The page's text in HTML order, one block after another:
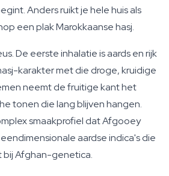
Anders ruikt je hele huis als
een plak Marokkaanse hasj.
De eerste inhalatie is aards en rijk
karakter met die droge, kruidige
neemt de fruitige kant het
tonen die lang blijven hangen.
smaakprofiel dat Afgooey
aardse indica's die
bij Afghan-genetica.